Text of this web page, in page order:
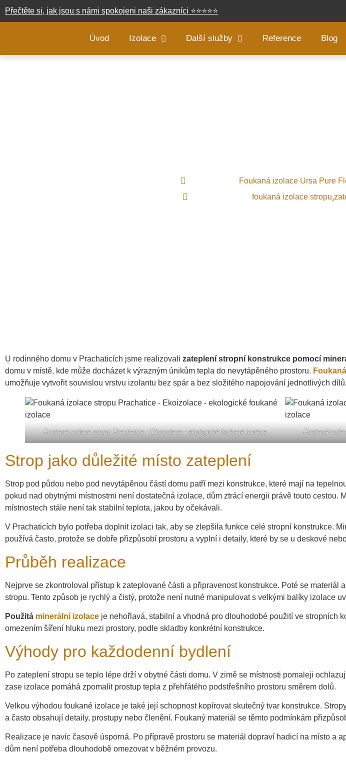
Přečtěte si, jak jsou s námi spokojeni naši zákazníci ⭐⭐⭐⭐⭐
Úvod Izolace Další služby Reference Blog
Foukaná izolace Ursa Pure
Použití izolace:foukaná izolace stropu,
U rodinného domu v Prachaticích jsme realizovali zateplení stropní konstrukce pomocí
domu v místě, kde může docházet k výrazným únikům tepla do nevytápěného prostoru.
umožňuje vytvořit souvislou vrstvu izolantu bez spár a bez složitého napojování jednotlivých dílů.
Foukaná izolace stropu Prachatice - Ekoizolace - ekologické foukané izolace Foukaná
Strop jako důležité místo zateplení
Strop pod půdou nebo pod nevytápěnou částí domu patří mezi konstrukce, které mají na
pokud nad obytnými místnostmi není dostatečná izolace, dům ztrácí energii právě touto cestou.
místnostech stále není tak stabilní teplota, jakou by očekávali.
V Prachaticích bylo potřeba doplnit izolaci tak, aby se zlepšila funkce celé stropní konstrukce.
používá často, protože se dobře přizpůsobí prostoru a vyplní i detaily, které by se u deskové
Průběh realizace
Nejprve se zkontroloval přístup k zateplované části a připravenost konstrukce. Poté se
stropu. Tento způsob je rychlý a čistý, protože není nutné manipulovat s velkými balíky izolace
Použitá minerální izolace je nehořlavá, stabilní a vhodná pro dlouhodobé použití ve stropních
omezením šíření hluku mezi prostory, podle skladby konkrétní konstrukce.
Výhody pro každodenní bydlení
Po zateplení stropu se teplo lépe drží v obytné části domu. V zimě se místnosti pomaleji
zase izolace pomáhá zpomalit prostup tepla z přehřátého podstřešního prostoru směrem dolů.
Velkou výhodou foukané izolace je také její schopnost kopírovat skutečný tvar konstrukce.
a často obsahují detaily, prostupy nebo členění. Foukaný materiál se těmto podmínkám
Realizace je navíc časově úsporná. Po přípravě prostoru se materiál dopraví hadicí na místo a
dům není potřeba dlouhodobě omezovat v běžném provozu.